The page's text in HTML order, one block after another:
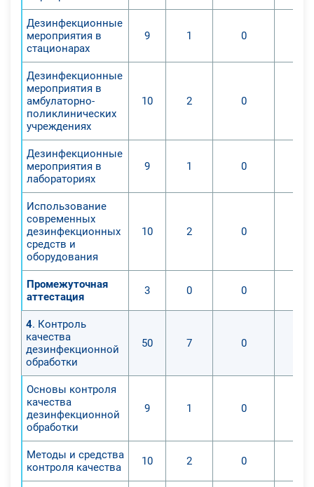
Дезинфекционные
мероприятия в
стационарах
9 1 0
Дезинфекционные
мероприятия в
амбулаторно-
поликлинических
учреждениях
10 2 0
Дезинфекционные
мероприятия в
лабораториях
9 1 0
Использование
современных
дезинфекционных
средств и
оборудования
10 2 0
Промежуточная
аттестация
3 0 0
4. Контроль
качества
дезинфекционной
обработки
50 7 0
Основы контроля
качества
дезинфекционной
обработки
9 1 0
Методы и средства
контроля качества
10 2 0